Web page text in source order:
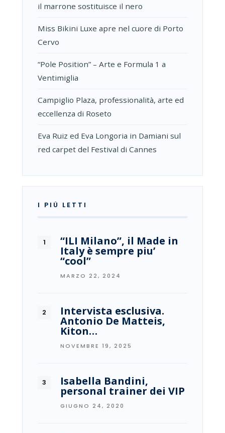
il marrone sostituisce il nero
Miss Bikini Luxe apre nel cuore di Porto
Cervo
“Pole Position” – Arte e Formula 1 a
Ventimiglia
Campiglio Plaza, professionalità, arte ed
eccellenza di Roseto
Eva Ruiz ed Eva Longoria in Damiani sul
red carpet del Festival di Cannes
I PIÙ LETTI
“ILI Milano”, il Made in
Italy è sempre piu’
“cool”
MARZO 22, 2024
Intervista esclusiva.
Antonio De Matteis,
Kiton…
NOVEMBRE 19, 2025
Isabella Bandini,
personal trainer dei VIP
GIUGNO 24, 2020